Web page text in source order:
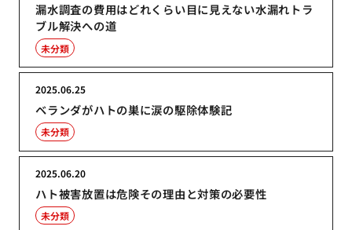
漏水調査の費用はどれくらい目に見えない水漏れトラ
ブル解決への道
未分類
ベランダがハトの巣に涙の駆除体験記
2025.06.25
未分類
ハト被害放置は危険その理由と対策の必要性
2025.06.20
未分類